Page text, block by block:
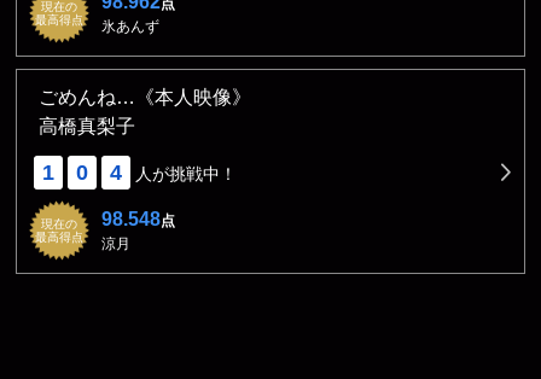
現在の
最高得点
点
氷あんず
ごめんね…《本人映像》
高橋真梨子
1 0 4 人が挑戦中！
現在の
最高得点
98.548点
涼月